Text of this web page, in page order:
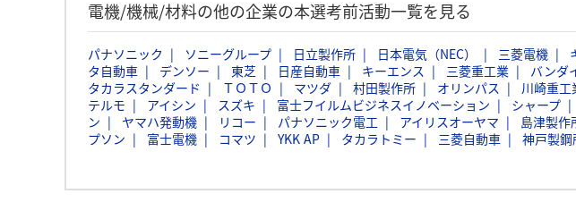
電機/機械/材料の他の企業の本選考前活動一覧を見る
パナソニック ソニーグループ 日立製作所 日本電気（NEC） 三菱電機
タ自動車
デンソー 東芝 日産自動車 キーエンス 三菱重工業 バンダ
タカラスタンダード
ＴＯＴＯ マツダ 村田製作所 オリンパス 川崎重工
テルモ
アイシン スズキ 富士フイルムビジネスイノベーション シャープ
ン
ヤマハ発動機 リコー パナソニック電工 アイリスオーヤマ 島津製作
プソン
富士電機 コマツ YKK AP タカラトミー 三菱自動車 神戸製鋼